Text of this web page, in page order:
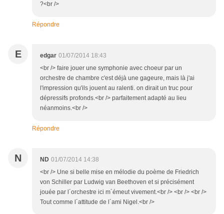
?<br />
Répondre
E edgar 01/07/2014 18:43
<br /> faire jouer une symphonie avec choeur par un
orchestre de chambre c'est déjà une gageure, mais là j'ai
l'impression qu'ils jouent au ralenti. on dirait un truc pour
dépressifs profonds.<br /> parfaitement adapté au lieu
néanmoins.<br />
Répondre
N ND 01/07/2014 14:38
<br /> Une si belle mise en mélodie du poème de Friedrich
von Schiller par Ludwig van Beethoven et si précisément
jouée par l´orchestre ici m´émeut vivement.<br /> <br /> <br />
Tout comme l´attitude de l´ami Nigel.<br />